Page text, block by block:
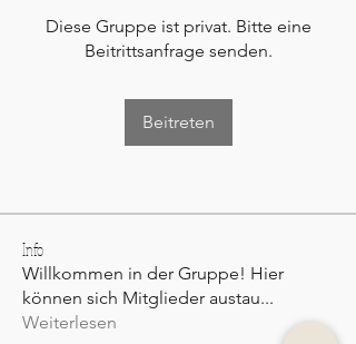
Diese Gruppe ist privat. Bitte eine
Beitrittsanfrage senden.
Beitreten
Info
Willkommen in der Gruppe! Hier
können sich Mitglieder austau...
Weiterlesen